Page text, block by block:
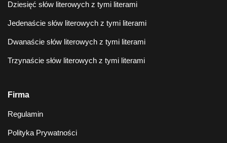
Dziesięć słów literowych z tymi literami
Jedenaście słów literowych z tymi literami
Dwanaście słów literowych z tymi literami
Trzynaście słów literowych z tymi literami
Firma
Regulamin
Polityka Prywatności